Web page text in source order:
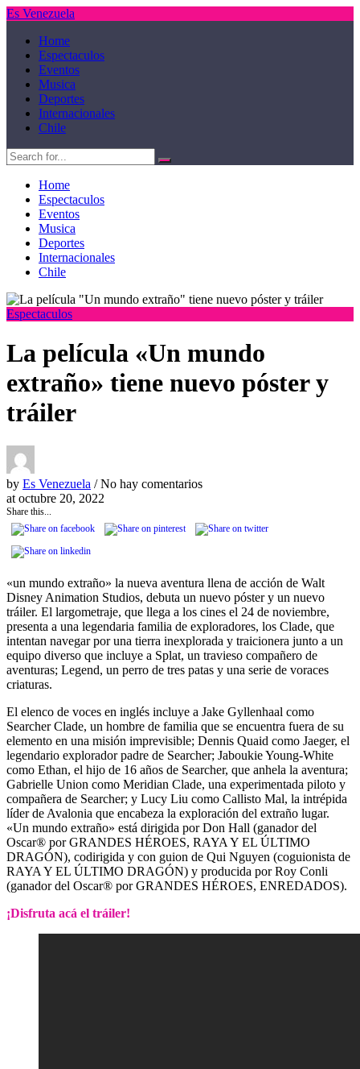
Es Venezuela
Home
Espectaculos
Eventos
Musica
Deportes
Internacionales
Chile
Home
Espectaculos
Eventos
Musica
Deportes
Internacionales
Chile
Espectaculos
La película «Un mundo
extraño» tiene nuevo póster y
tráiler
by Es Venezuela / No hay comentarios
at octubre 20, 2022
Share this...
«un mundo extraño» la nueva aventura llena de acción de Walt
Disney Animation Studios, debuta un nuevo póster y un nuevo
tráiler. El largometraje, que llega a los cines el 24 de noviembre,
presenta a una legendaria familia de exploradores, los Clade, que
intentan navegar por una tierra inexplorada y traicionera junto a un
equipo diverso que incluye a Splat, un travieso compañero de
aventuras; Legend, un perro de tres patas y una serie de voraces
criaturas.
El elenco de voces en inglés incluye a Jake Gyllenhaal como
Searcher Clade, un hombre de familia que se encuentra fuera de su
elemento en una misión imprevisible; Dennis Quaid como Jaeger, el
legendario explorador padre de Searcher; Jaboukie Young-White
como Ethan, el hijo de 16 años de Searcher, que anhela la aventura;
Gabrielle Union como Meridian Clade, una experimentada piloto y
compañera de Searcher; y Lucy Liu como Callisto Mal, la intrépida
líder de Avalonia que encabeza la exploración del extraño lugar.
«Un mundo extraño» está dirigida por Don Hall (ganador del
Oscar® por GRANDES HÉROES, RAYA Y EL ÚLTIMO
DRAGÓN), codirigida y con guion de Qui Nguyen (coguionista de
RAYA Y EL ÚLTIMO DRAGÓN) y producida por Roy Conli
(ganador del Oscar® por GRANDES HÉROES, ENREDADOS).
¡Disfruta acá el tráiler!